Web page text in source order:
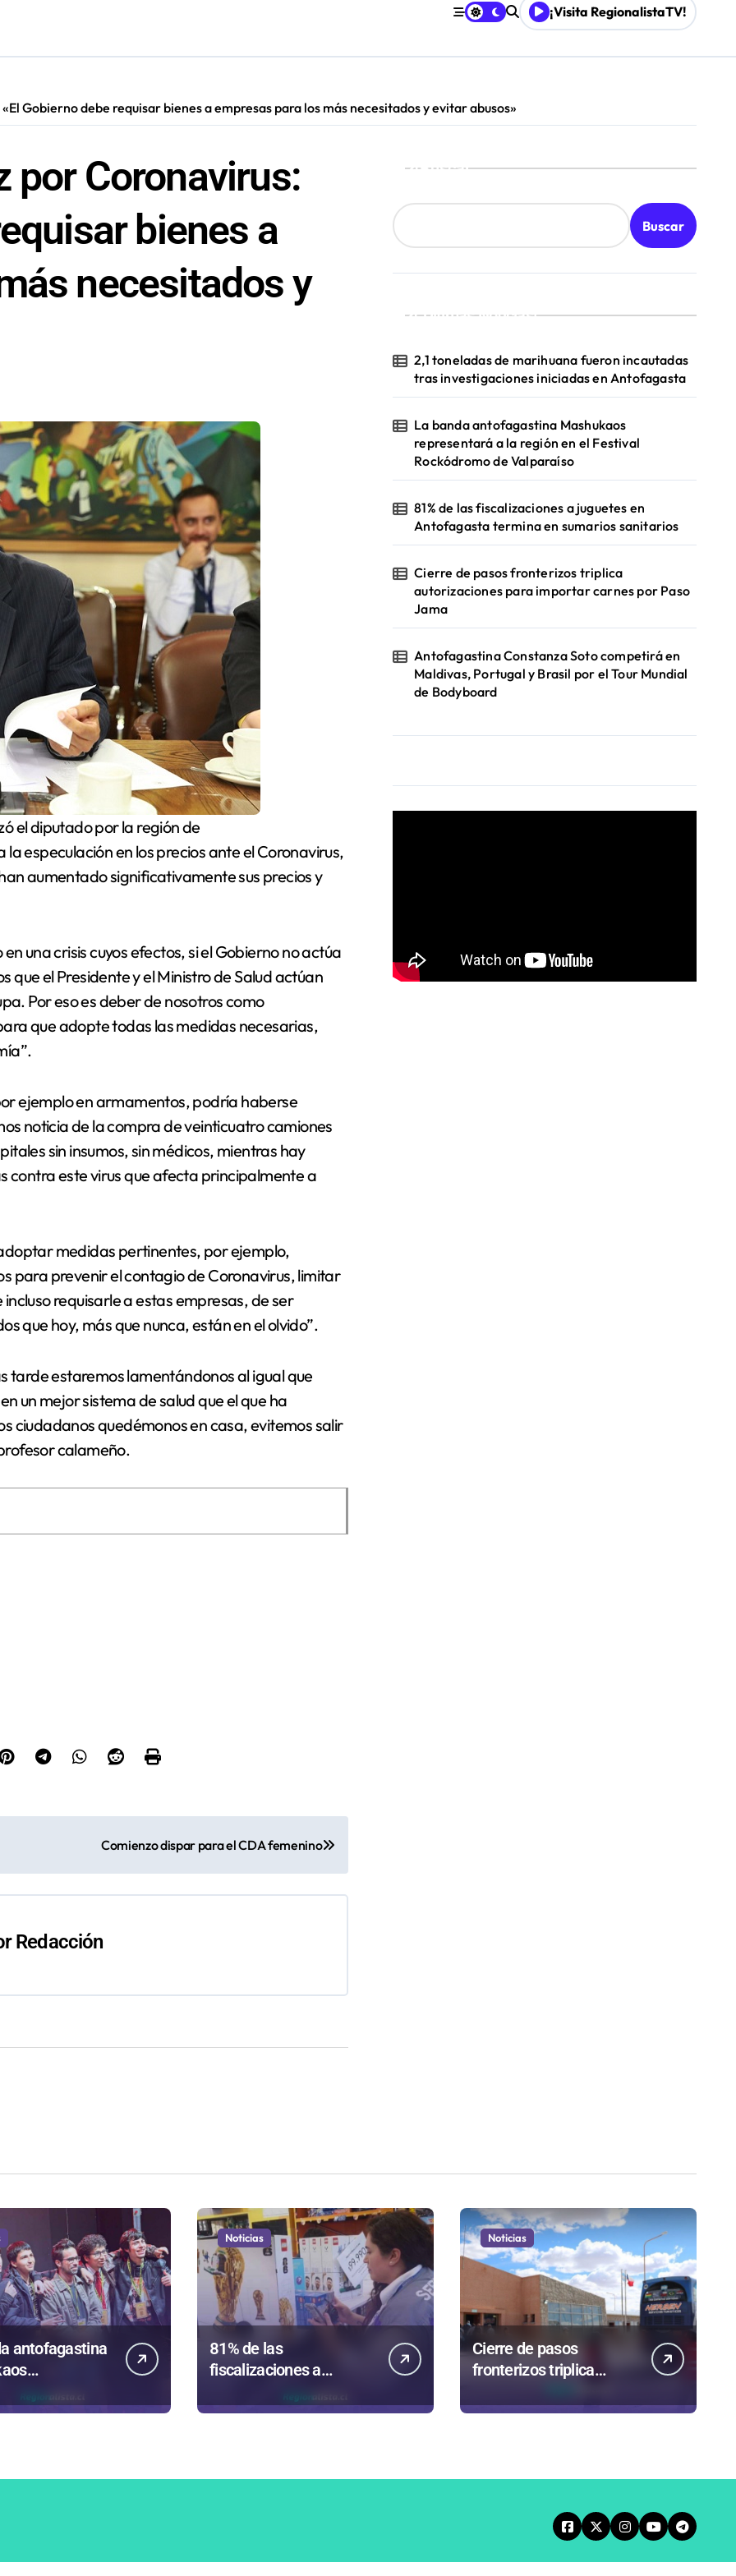
De estar de acuerdo con privatizar Codelco a defender una empresa 100% estatal
tras investigaciones iniciadas en Antofagasta
¡Visita RegionalistaTV!
Gobierno debe requisar bienes a empresas para los más necesitados y evitar abusos»
por Coronavirus:
bienes a
necesitados y
especulación en los precios ante el Coronavirus,
aumentado significativamente sus precios y
una crisis cuyos efectos, si el Gobierno no actúa
el Presidente y el Ministro de Salud actúan
Por eso es deber de nosotros como
que adopte todas las medidas necesarias,
ejemplo en armamentos, podría haberse
noticia de la compra de veinticuatro camiones
sin insumos, sin médicos, mientras hay
contra este virus que afecta principalmente a
medidas pertinentes, por ejemplo,
para prevenir el contagio de Coronavirus, limitar
requisarle a estas empresas, de ser
que hoy, más que nunca, están en el olvido”.
tarde estaremos lamentándonos al igual que
un mejor sistema de salud que el que ha
ciudadanos quedémonos en casa, evitemos salir
calameño.
Comienzo dispar para el CDA femenino
Redacción
Buscar
Buscar
¡Ultimas Noticias!
2,1 toneladas de marihuana fueron incautadas
tras investigaciones iniciadas en Antofagasta
La banda antofagastina Mashukaos
representará a la región en el Festival
Rockódromo de Valparaíso
81% de las fiscalizaciones a juguetes en
Antofagasta termina en sumarios sanitarios
Cierre de pasos fronterizos triplica
autorizaciones para importar carnes por Paso
Jama
Antofagastina Constanza Soto competirá en
Maldivas, Portugal y Brasil por el Tour Mundial
de Bodyboard
antofagastina
a la región
Noticias
81% de las
fiscalizaciones a
Antofagasta termina en
Noticias
Cierre de pasos
fronterizos triplica
importar carnes por